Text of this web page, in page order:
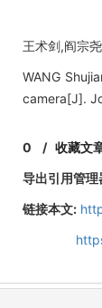
王术剑,阎宗
WANG
camera[J].
0 /收藏文
导出引用管理
链接本文: